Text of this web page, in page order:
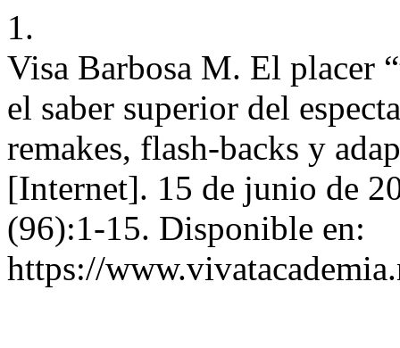
1.
Visa Barbosa M. El placer
el saber superior del
remakes, flash-backs y
[Internet]. 15 de junio de
(96):1-15. Disponible en:
https://